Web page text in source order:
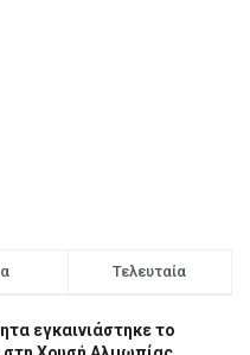
Τελευταία
εγκαινιάστηκε το